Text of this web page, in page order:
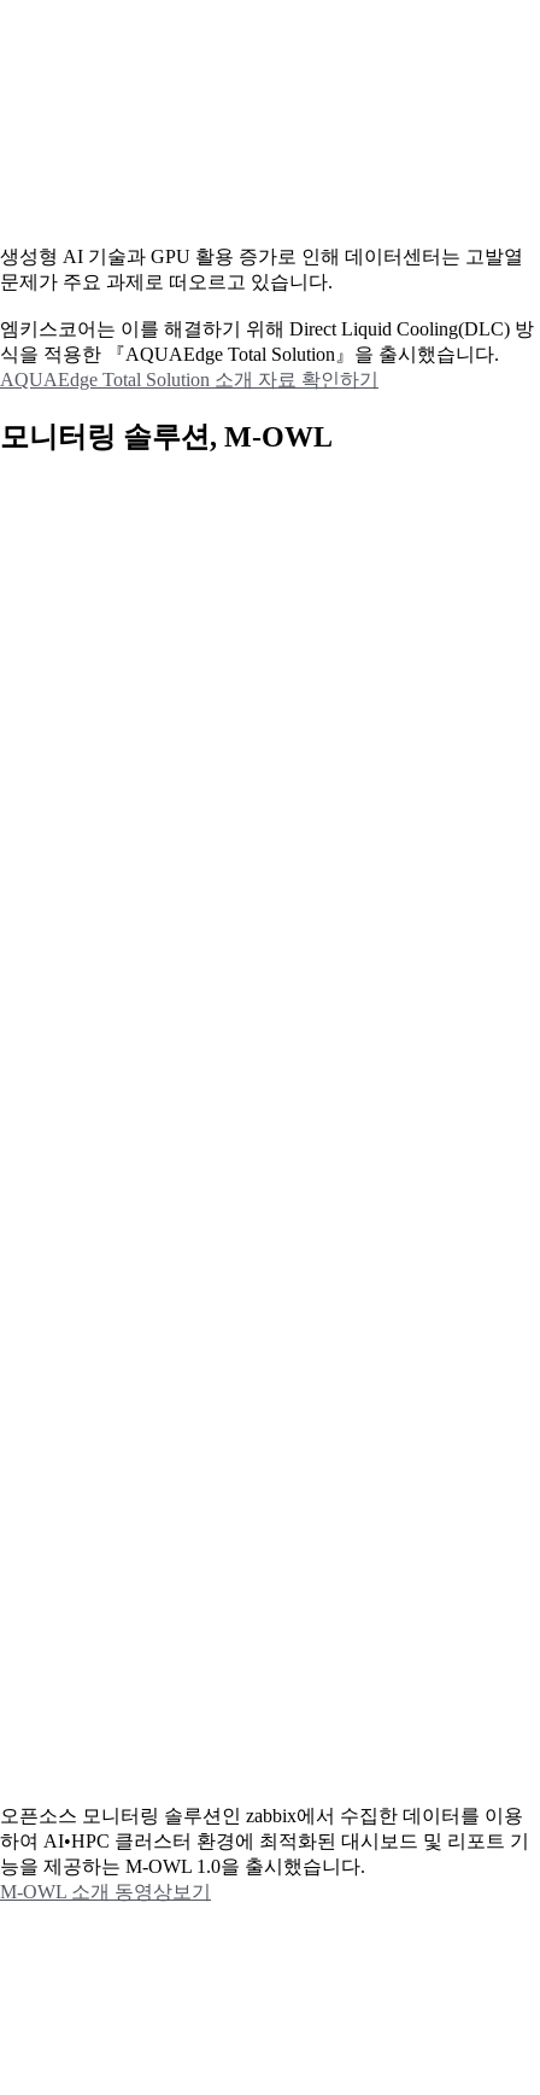
생성형 AI 기술과 GPU 활용 증가로 인해 데이터센터는 고발열
문제가 주요 과제로 떠오르고 있습니다.
엠키스코어는 이를 해결하기 위해 Direct Liquid Cooling(DLC) 방
식을 적용한 『AQUAEdge Total Solution』을 출시했습니다.
AQUAEdge Total Solution 소개 자료 확인하기
모니터링 솔루션, M-OWL
오픈소스 모니터링 솔루션인 zabbix에서 수집한 데이터를 이용
하여 AI•HPC 클러스터 환경에 최적화된 대시보드 및 리포트 기
능을 제공하는 M-OWL 1.0을 출시했습니다.
M-OWL 소개 동영상보기